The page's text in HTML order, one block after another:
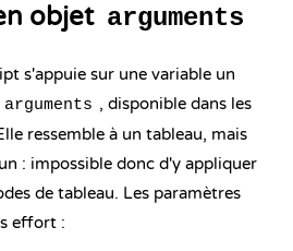
objet arguments
s'appuie sur une variable un
arguments , disponible dans les
ressemble à un tableau, mais
: impossible donc d'y appliquer
de tableau. Les paramètres
effort :